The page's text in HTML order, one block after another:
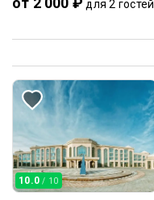
для 2 гостей
10.0 / 10